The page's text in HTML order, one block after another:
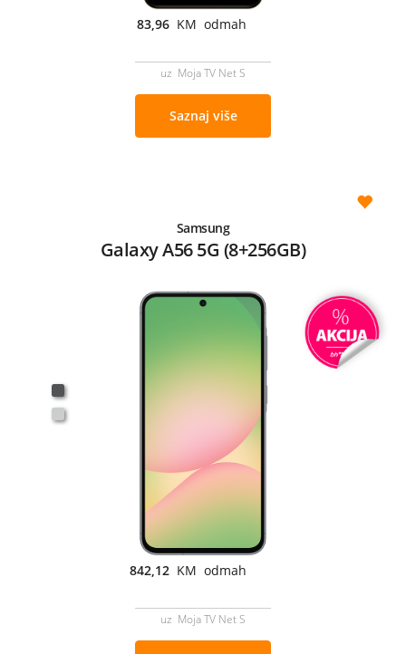
83,96 KM odmah
uz Moja TV Net S
Saznaj više
Samsung
Galaxy A56 5G (8+256GB)
842,12 KM odmah
uz Moja TV Net S